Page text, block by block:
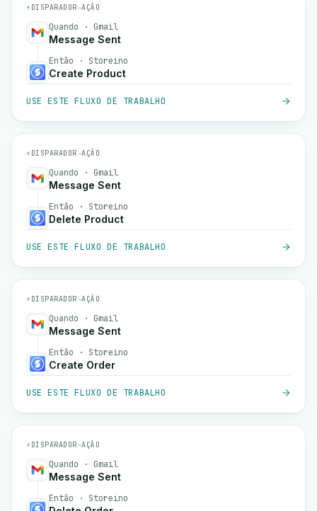
⚡ DISPARADOR→AÇÃO
Quando · Gmail
Message Sent
Então · Storeino
Create Product
USE ESTE FLUXO DE TRABALHO
⚡ DISPARADOR→AÇÃO
Quando · Gmail
Message Sent
Então · Storeino
Delete Product
USE ESTE FLUXO DE TRABALHO
⚡ DISPARADOR→AÇÃO
Quando · Gmail
Message Sent
Então · Storeino
Create Order
USE ESTE FLUXO DE TRABALHO
⚡ DISPARADOR→AÇÃO
Quando · Gmail
Message Sent
Então · Storeino